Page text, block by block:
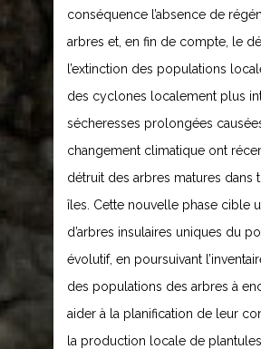
conséquence l’absence de
arbres et, en fin de compte, le
l’extinction des populations
des cyclones localement plus
sécheresses prolongées
changement climatique ont
détruit des arbres matures dans
îles. Cette nouvelle phase cible
d’arbres insulaires uniques du
évolutif, en poursuivant
des populations des arbres à
aider à la planification de leur
la production locale de